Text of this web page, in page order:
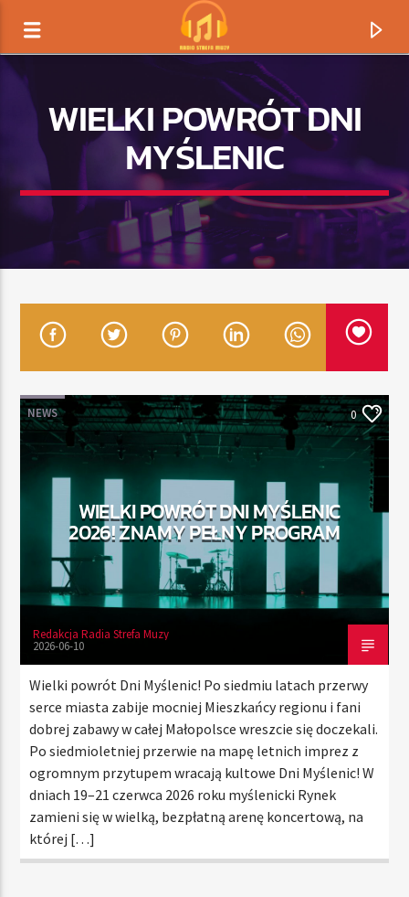
TERAZ GRAMY
TYTUŁ
ARTYSTA
RADIO STREFA MUZY
00:00 10:00
Radio Strefa Muzy
WIELKI POWRÓT DNI
MYŚLENIC
NEWS 0
WIELKI POWRÓT DNI MYŚLENIC
2026! ZNAMY PEŁNY PROGRAM
Redakcja Radia Strefa Muzy
2026-06-10
Wielki powrót Dni Myślenic! Po siedmiu latach przerwy
serce miasta zabije mocniej Mieszkańcy regionu i fani
dobrej zabawy w całej Małopolsce wreszcie się doczekali.
Po siedmioletniej przerwie na mapę letnich imprez z
ogromnym przytupem wracają kultowe Dni Myślenic! W
dniach 19–21 czerwca 2026 roku myślenicki Rynek
zamieni się w wielką, bezpłatną arenę koncertową, na
której […]